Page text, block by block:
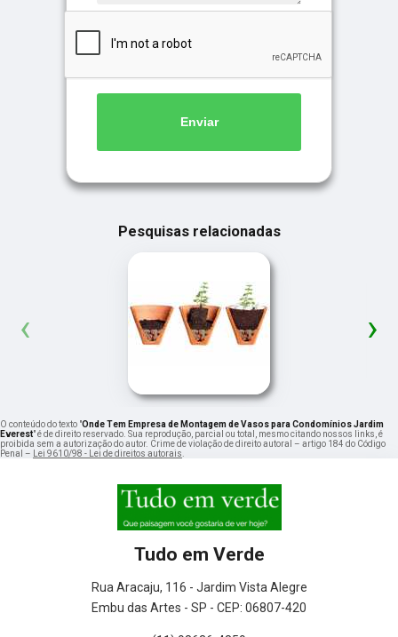
Enviar
Pesquisas relacionadas
‹ ›
O conteúdo do texto "Onde Tem Empresa de Montagem de Vasos para Condomínios Jardim
Everest" é de direito reservado. Sua reprodução, parcial ou total, mesmo citando nossos links, é
proibida sem a autorização do autor. Crime de violação de direito autoral – artigo 184 do Código
Penal –
Lei 9610/98 - Lei de direitos autorais
Tudo em Verde
Rua Aracaju, 116 - Jardim Vista Alegre
Embu das Artes - SP - CEP: 06807-420